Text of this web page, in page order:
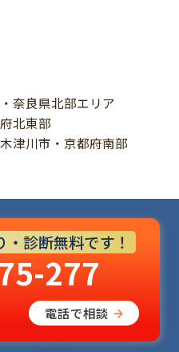
奈良県北部エリア
北東部
津川市・京都府南部
診断無料です！
277
電話で相談